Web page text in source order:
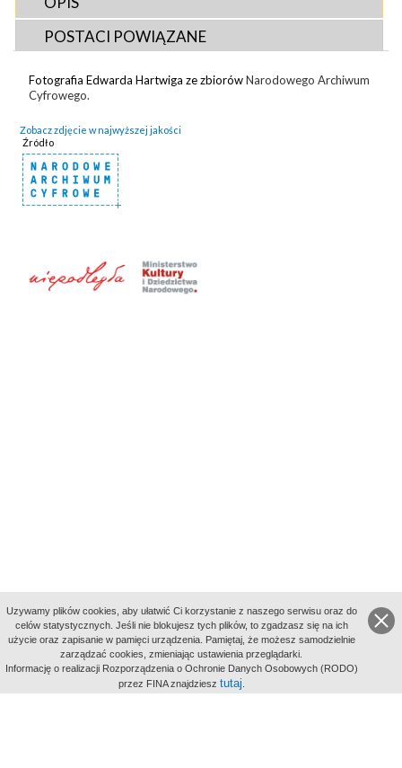
POSTACI POWIĄZANE
Fotografia Edwarda Hartwiga ze zbiorówNarodowego Archiwum
Cyfrowego.
Zobacz zdjęcie w najwyższej jakości
Źródło
aktywności
Uzywamy plików cookies, aby ułatwić Ci korzystanie z naszego serwisu oraz do
celów statystycznych. Jeśli nie blokujesz tych plików, to zgadzasz się na ich
użycie oraz zapisanie w pamięci urządzenia. Pamiętaj, że możesz samodzielnie
zarządzać cookies, zmieniając ustawienia przeglądarki.
Informację o realizacji Rozporządzenia o Ochronie Danych Osobowych (RODO)
przez FINA znajdziesz tutaj